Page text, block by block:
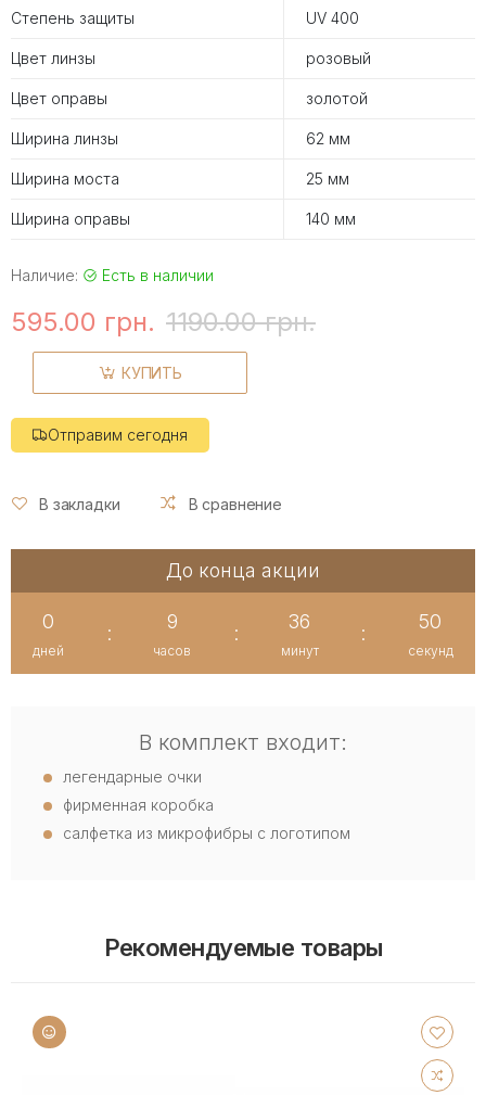
Степень защиты UV 400
Цвет линзы розовый
Цвет оправы золотой
Ширина линзы 62 мм
Ширина моста 25 мм
Ширина оправы 140 мм
Наличие: Есть в наличии
595.00 грн. 1190.00 грн.
КУПИТЬ
Отправим сегодня
В закладки В сравнение
До конца акции
0
дней
:
9
часов
:
36
минут
:
50
секунд
В комплект входит:
легендарные очки
фирменная коробка
салфетка из микрофибры с логотипом
Рекомендуемые товары